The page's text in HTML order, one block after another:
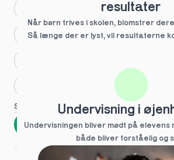
Større skoleglæde
Se flere
Næste
Spring over
1 ud af 9 for at finde den
resultater
Når børn trives i skolen, blomstrer
Så længe der er lyst, vil resultaterne
Undervisning i
Undervisningen bliver mødt på elevens
både bliver forståelig og